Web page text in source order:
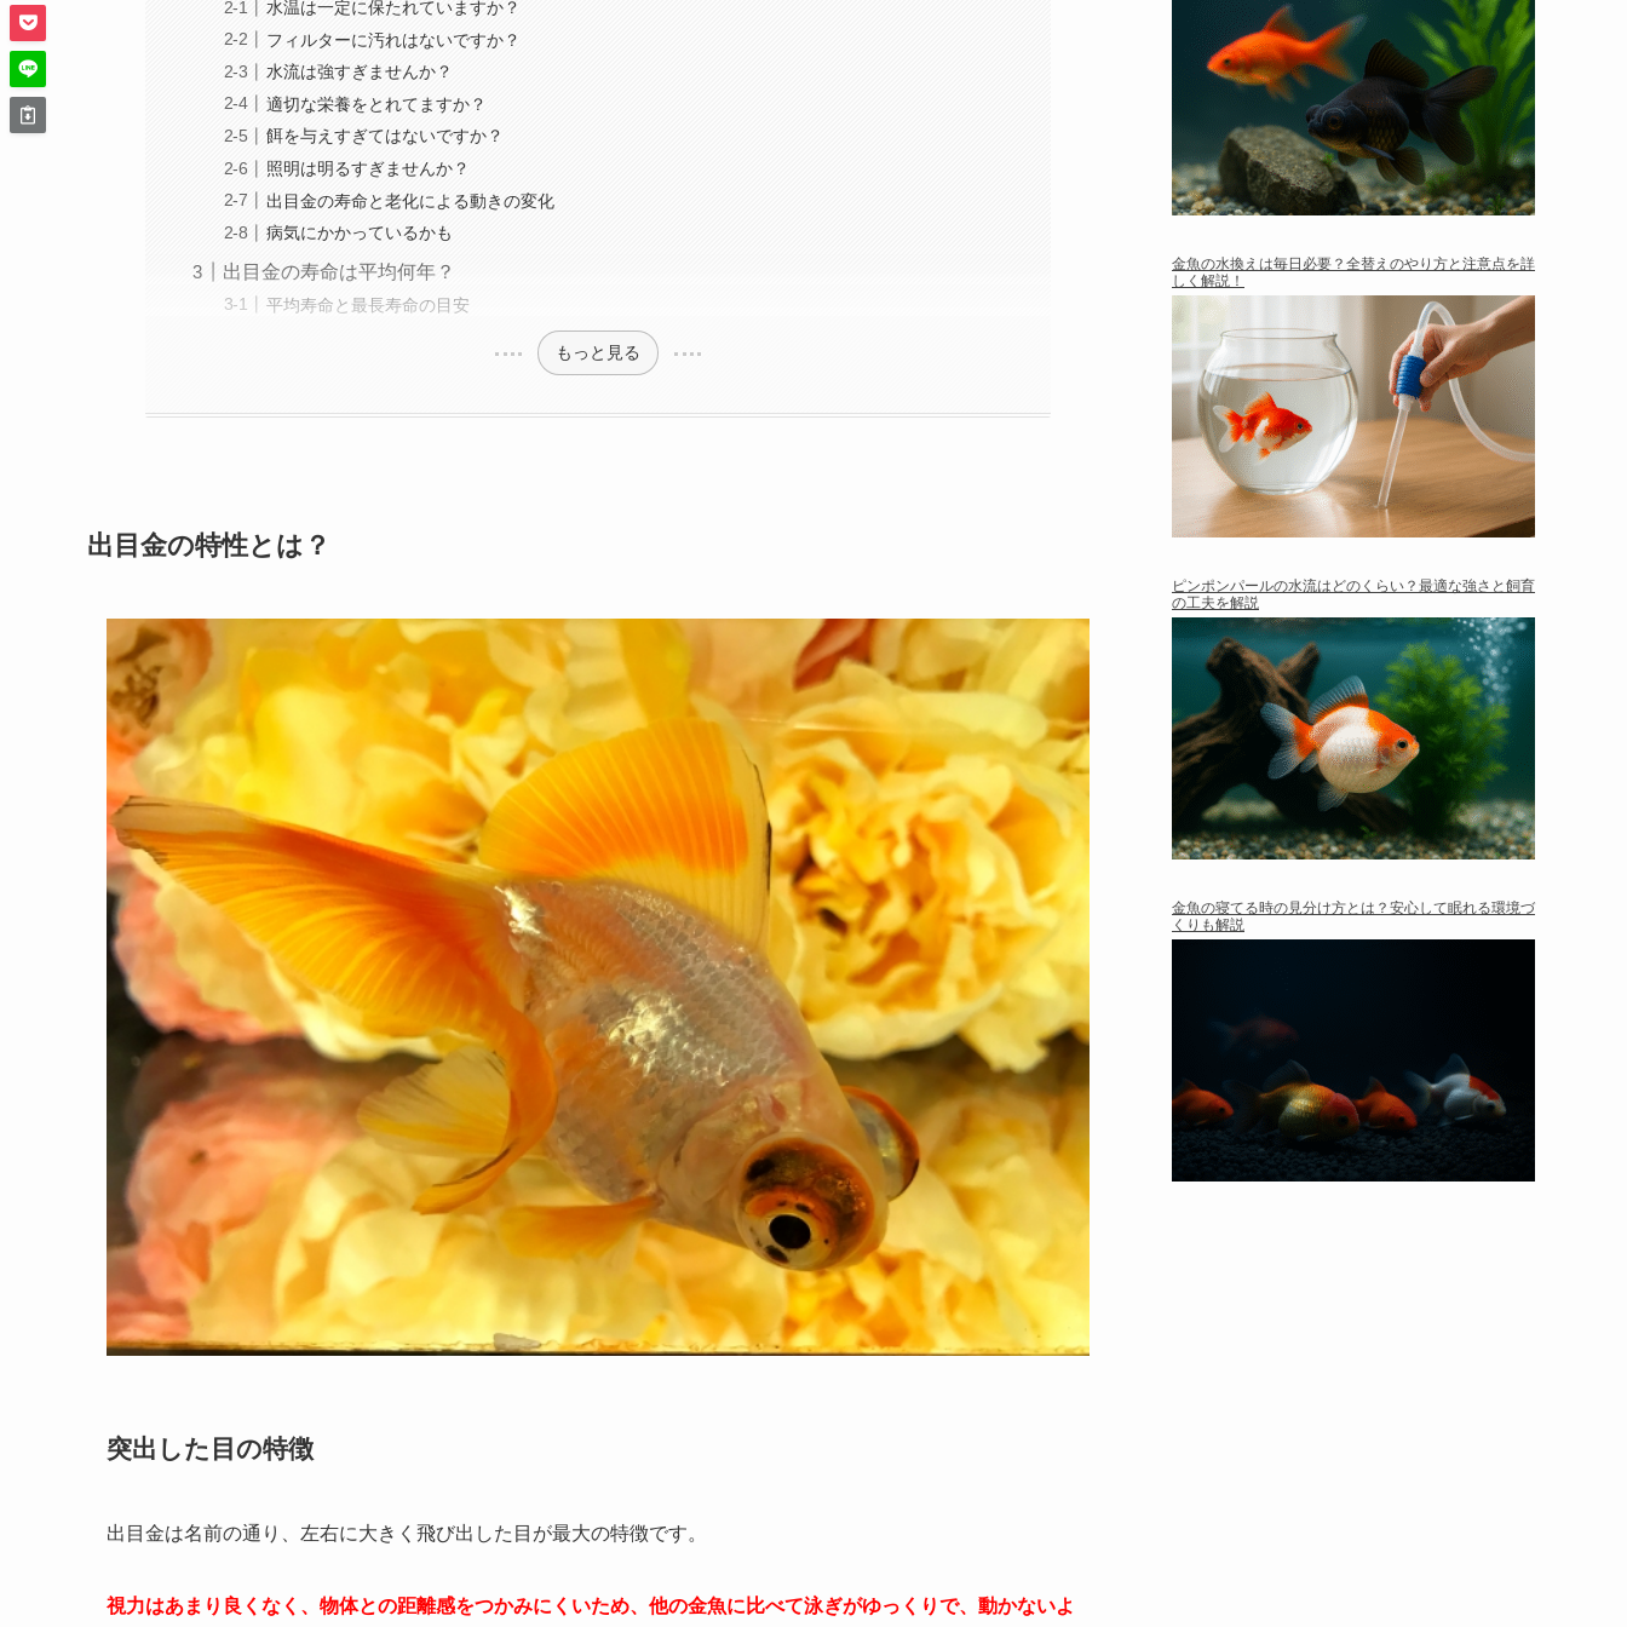
水温は一定に保たれていますか？
フィルターに汚れはないですか？
水流は強すぎませんか？
適切な栄養をとれてますか？
餌を与えすぎてはないですか？
照明は明るすぎませんか？
出目金の寿命と老化による動きの変化
病気にかかっているかも
出目金の寿命は平均何年？
平均寿命と最長寿命の目安
もっと見る
出目金の特性とは？
突出した目の特徴
出目金は名前の通り、左右に大きく飛び出した目が最大の特徴です。
視力はあまり良くなく、物体との距離感をつかみにくいため、他の金魚に比べて泳ぎがゆっくりで、動かないよ
金魚の水換えは毎日必要？全替えのやり方と注意点を詳
しく解説！
ピンポンパールの水流はどのくらい？最適な強さと飼育
の工夫を解説
金魚の寝てる時の見分け方とは？安心して眠れる環境づ
くりも解説